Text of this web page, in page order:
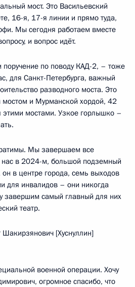
мост. Это Васильевский
16-я, 17-я линии и прямо туда,
Мы сегодня работаем вместе
и вопрос идёт.
поручение по поводу КАД-2, – тоже
для Санкт-Петербурга, важный
разводного моста. Это
и Мурманской хордой, 42
мостами. Узкое горлышко –
Мы завершаем все
нас в 2024-м, большой подземный
в центре города, семь выходов
для инвалидов – они никогда
завершим самый главный для них
театр.
[Хуснуллин]
военной операции. Хочу
огромное спасибо, что